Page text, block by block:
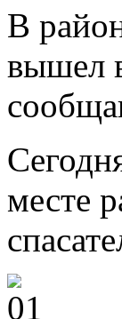
В
вышел
месте